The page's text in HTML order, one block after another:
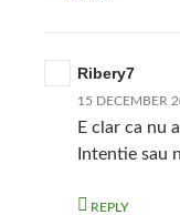
Ribery7
15 DECEMBER
E clar ca nu
Intentie sau
REPLY